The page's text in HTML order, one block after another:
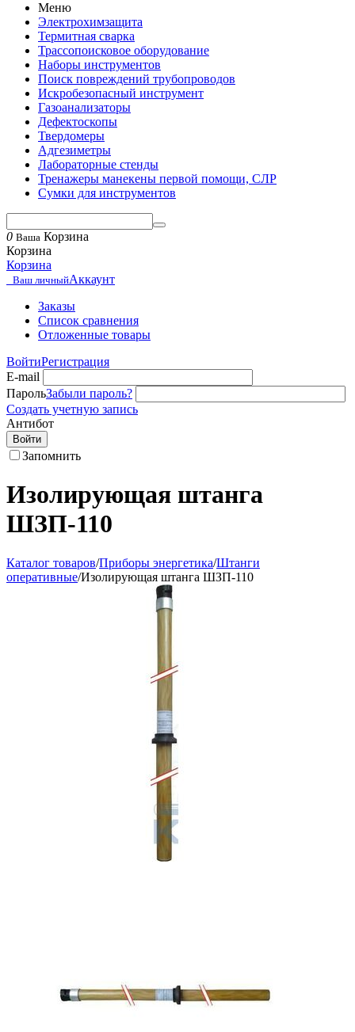
Меню
Электрохимзащита
Термитная сварка
Трассопоисковое оборудование
Наборы инструментов
Поиск повреждений трубопроводов
Искробезопасный инструмент
Газоанализаторы
Дефектоскопы
Твердомеры
Адгезиметры
Лабораторные стенды
Тренажеры манекены первой помощи, СЛР
Сумки для инструментов
0 Ваша Корзина
Корзина
Корзина
Ваш личныйАккаунт
Заказы
Список сравнения
Отложенные товары
ВойтиРегистрация
E-mail
ПарольЗабыли пароль?
Создать учетную запись
Антибот
Войти
Запомнить
Изолирующая штанга
ШЗП-110
Каталог товаров/Приборы энергетика/Штанги
оперативные/Изолирующая штанга ШЗП-110